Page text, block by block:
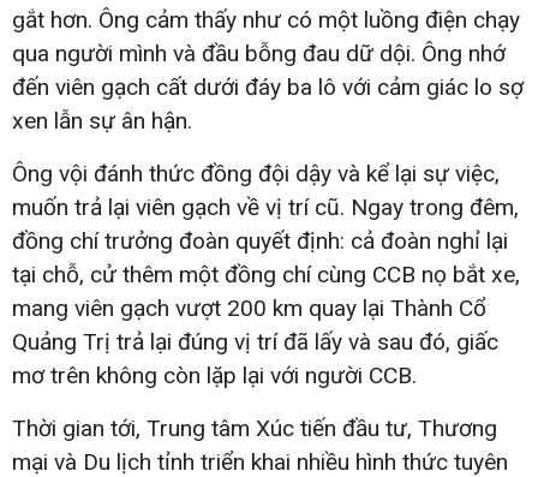
gắt hơn. Ông cảm thấy như có một luồng điện chạy
qua người mình và đầu bỗng đau dữ dội. Ông nhớ
đến viên gạch cất dưới đáy ba lô với cảm giác lo sợ
xen lẫn sự ân hận.
Ông vội đánh thức đồng đội dậy và kể lại sự việc,
muốn trả lại viên gạch về vị trí cũ. Ngay trong đêm,
đồng chí trưởng đoàn quyết định: cả đoàn nghỉ lại
tại chỗ, cử thêm một đồng chí cùng CCB nọ bắt xe,
mang viên gạch vượt 200 km quay lại Thành Cổ
Quảng Trị trả lại đúng vị trí đã lấy và sau đó, giấc
mơ trên không còn lặp lại với người CCB.
Thời gian tới, Trung tâm Xúc tiến đầu tư, Thương
mại và Du lịch tỉnh triển khai nhiều hình thức tuyên